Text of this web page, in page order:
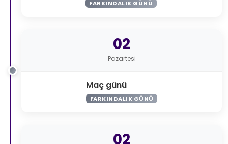
FARKINDALIK GÜNÜ
02
Pazartesi
Maç günü
FARKINDALIK GÜNÜ
02